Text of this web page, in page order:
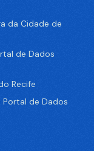
da Cidade de
de Dados
Recife
de Dados